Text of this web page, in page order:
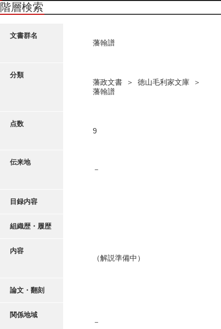
江府書簡録
検索システムの利用について
更新履歴
階層検索
文書群名
藩翰譜
分類
藩政文書 ＞ 徳山毛利家文庫 ＞
藩翰譜
点数
9
伝来地
－
目録内容
組織歴・履歴
内容
（解説準備中）
論文・翻刻
関係地域
－